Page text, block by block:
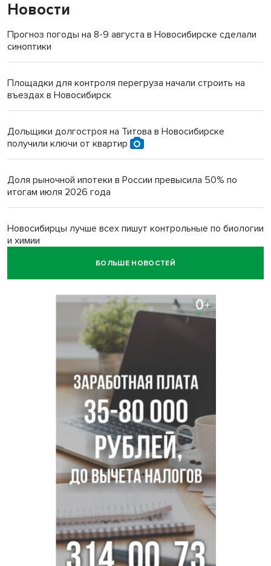
Новости
Прогноз погоды на 8-9 августа в Новосибирске сделали
синоптики
Площадки для контроля перегруза начали строить на
въездах в Новосибирск
Дольщики долгостроя на Титова в Новосибирске
получили ключи от квартир
Доля рыночной ипотеки в России превысила 50% по
итогам июля 2026 года
Новосибирцы лучше всех пишут контрольные по биологии
и химии
БОЛЬШЕ НОВОСТЕЙ